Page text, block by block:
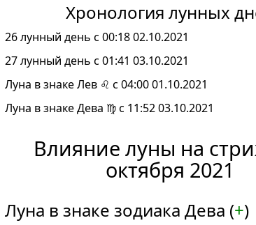
Хронология лунных
26 лунный день с 00:18 02.10.2021
27 лунный день с 01:41 03.10.2021
Луна в знаке Лев ♌ с 04:00 01.10.2021
Луна в знаке Дева ♍ с 11:52 03.10.2021
Влияние луны на
октября 2021
Луна в знаке зодиака Дева (+)